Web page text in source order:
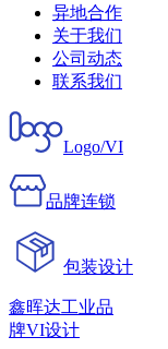
异地合作
关于我们
公司动态
联系我们
Logo/VI
品牌连锁
包装设计
鑫晖达工业品
牌VI设计